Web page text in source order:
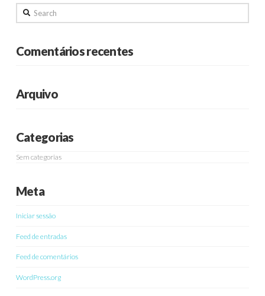
Search
Comentários recentes
Arquivo
Categorias
Sem categorias
Meta
Iniciar sessão
Feed de entradas
Feed de comentários
WordPress.org